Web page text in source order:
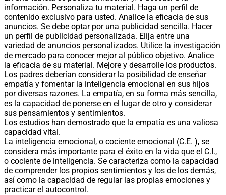
información. Personaliza tu material. Haga un perfil de
contenido exclusivo para usted. Analice la eficacia de sus
anuncios. Se debe optar por una publicidad sencilla. Hacer
un perfil de publicidad personalizada. Elija entre una
variedad de anuncios personalizados. Utilice la investigación
de mercado para conocer mejor al público objetivo. Analice
la eficacia de su material. Mejore y desarrolle los productos.
Los padres deberían considerar la posibilidad de enseñar
empatía y fomentar la inteligencia emocional en sus hijos
por diversas razones. La empatía, en su forma más sencilla,
es la capacidad de ponerse en el lugar de otro y considerar
sus pensamientos y sentimientos.
Los estudios han demostrado que la empatía es una valiosa
capacidad vital.
La inteligencia emocional, o cociente emocional (C.E. ), se
considera más importante para el éxito en la vida que el C.I.,
o cociente de inteligencia. Se caracteriza como la capacidad
de comprender los propios sentimientos y los de los demás,
así como la capacidad de regular las propias emociones y
practicar el autocontrol.